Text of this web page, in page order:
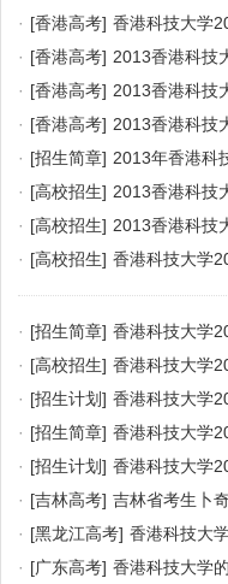
· [香港高考] 香港科技大学
· [香港高考] 2013香港科技
· [香港高考] 2013香港科技
· [香港高考] 2013香港科技
· [招生简章] 2013年香港科
· [高校招生] 2013香港科技
· [高校招生] 2013香港科技
· [高校招生] 香港科技大学
· [招生简章] 香港科技大学
· [高校招生] 香港科技大学
· [招生计划] 香港科技大学
· [招生简章] 香港科技大学
· [招生计划] 香港科技大学
· [吉林高考] 吉林省考生卜
· [黑龙江高考] 香港科技大
· [广东高考] 香港科技大学